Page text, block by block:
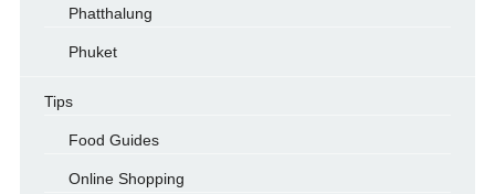
Phatthalung
Phuket
Tips
Food Guides
Online Shopping